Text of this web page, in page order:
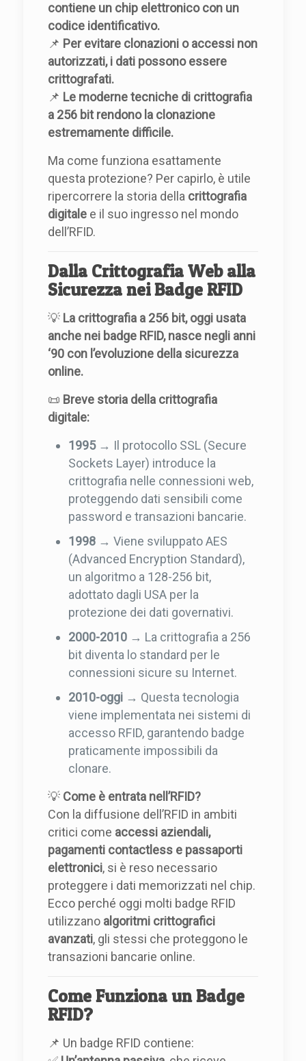
contiene un chip elettronico con un
codice identificativo.
📌 Per evitare clonazioni o accessi non
autorizzati, i dati possono essere
crittografati.
📌 Le moderne tecniche di crittografia
a 256 bit rendono la clonazione
estremamente difficile.
Ma come funziona esattamente
questa protezione? Per capirlo, è utile
ripercorrere la storia della crittografia
digitale e il suo ingresso nel mondo
dell’RFID.
Dalla Crittografia Web alla
Sicurezza nei Badge RFID
💡 La crittografia a 256 bit, oggi usata
anche nei badge RFID, nasce negli anni
‘90 con l’evoluzione della sicurezza
online.
📜 Breve storia della crittografia
digitale:
1995→ Il protocollo SSL (Secure
Sockets Layer) introduce la
crittografia nelle connessioni web,
proteggendo dati sensibili come
password e transazioni bancarie.
1998 → Viene sviluppato AES
(Advanced Encryption Standard),
un algoritmo a 128-256 bit,
adottato dagli USA per la
protezione dei dati governativi.
2000-2010 → La crittografia a 256
bit diventa lo standard per le
connessioni sicure su Internet.
2010-oggi → Questa tecnologia
viene implementata nei sistemi di
accesso RFID, garantendo badge
praticamente impossibili da
clonare.
💡 Come è entrata nell’RFID?
Con la diffusione dell’RFID in ambiti
critici come accessi aziendali,
pagamenti contactless e passaporti
elettronici, si è reso necessario
proteggere i dati memorizzati nel chip.
Ecco perché oggi molti badge RFID
utilizzano algoritmi crittografici
avanzati, gli stessi che proteggono le
transazioni bancarie online.
Come Funziona un Badge
RFID?
📌 Un badge RFID contiene: